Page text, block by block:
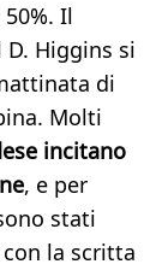
Il
Higgins si
di
Molti
incitano
, e per
stati
la scritta